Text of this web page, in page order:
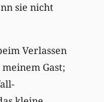
sie nicht
Verlassen
Gast;